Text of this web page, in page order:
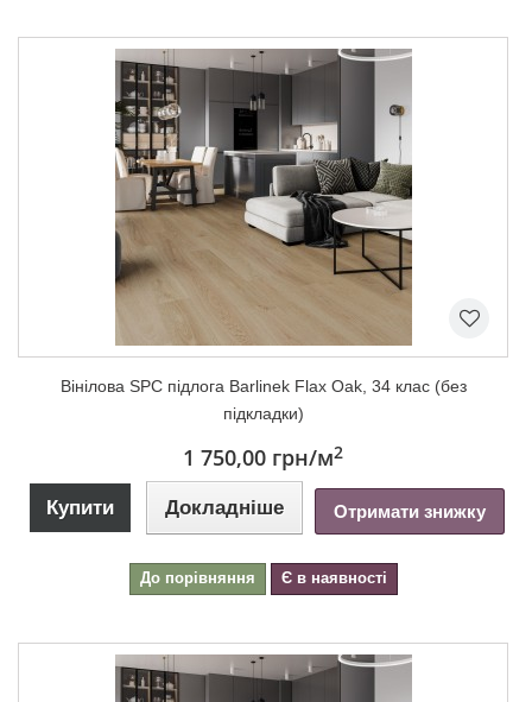
Вінілова SPC підлога Barlinek Flax Oak, 34 клас (без
підкладки)
1 750,00 грн/м2
Купити Докладніше Отримати знижку
До порівняння Є в наявності